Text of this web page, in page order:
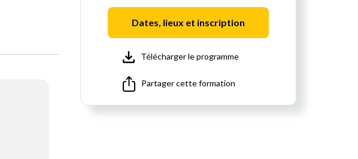
Dates, lieux et inscription
Télécharger le programme
Partager cette formation